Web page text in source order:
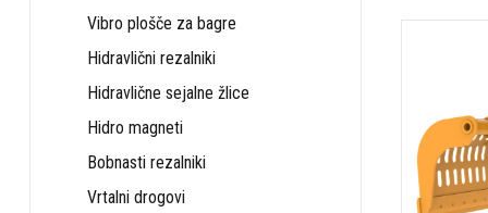
Vibro plošče za bagre
Hidravlični rezalniki
Hidravlične sejalne žlice
Hidro magneti
Bobnasti rezalniki
Vrtalni drogovi